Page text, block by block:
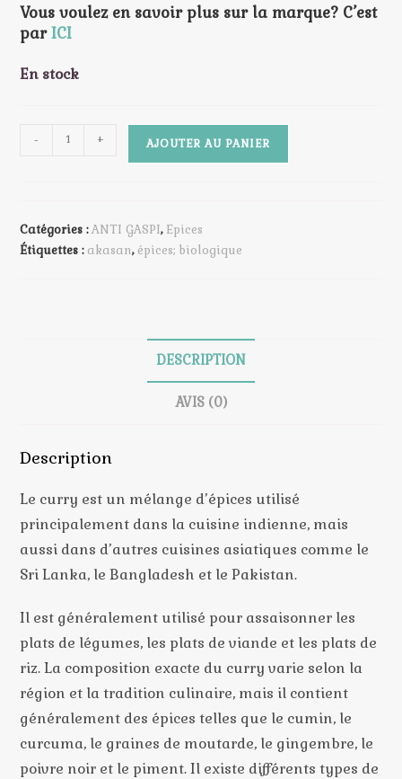
Vous voulez en savoir plus sur la marque? C’est
parICI
En stock
quantité
DDM
12/12/2025
- + AJOUTER AU PANIER
Catégories :ANTI GASPI, Epices
Étiquettes : akasan, épices; biologique
DESCRIPTION
AVIS (0)
Description
Le curry est un mélange d’épices utilisé
principalement dans la cuisine indienne, mais
aussi dans d’autres cuisines asiatiques comme le
Sri Lanka, le Bangladesh et le Pakistan.
Il est généralement utilisé pour assaisonner les
plats de légumes, les plats de viande et les plats de
riz. La composition exacte du curry varie selon la
région et la tradition culinaire, mais il contient
généralement des épices telles que le cumin, le
curcuma, le graines de moutarde, le gingembre, le
poivre noir et le piment. Il existe différents types de